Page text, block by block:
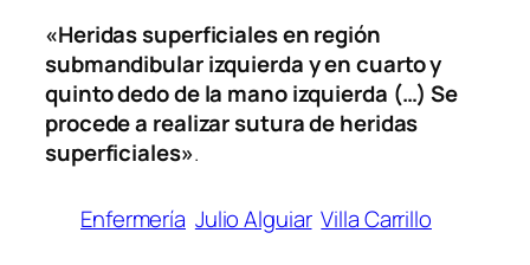
«Heridas superficiales en región
submandibular izquierda y en cuarto y
quinto dedo de la mano izquierda (…) Se
procede a realizar sutura de heridas
superficiales».
Enfermería Julio Alguiar Villa Carrillo